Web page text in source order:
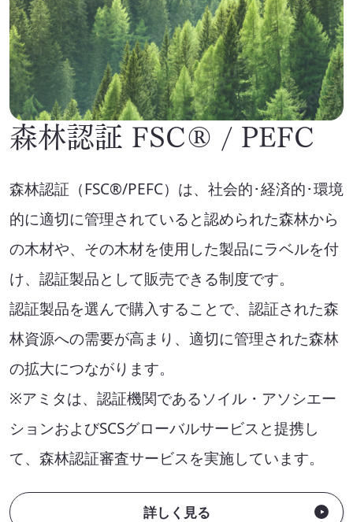
海外事業
Mission
お知らせ
セミナー・イベント
会社概要
業務連携
森林認証 FSC® / PEFC
森林認証（FSC®/PEFC）は、社会的･経済的･環境
的に適切に管理されていると認められた森林から
の木材や、その木材を使用した製品にラベルを付
け、認証製品として販売できる制度です。
認証製品を選んで購入することで、認証された森
林資源への需要が高まり、適切に管理された森林
の拡大につながります。
※アミタは、認証機関であるソイル・アソシエー
ションおよびSCSグローバルサービスと提携し
て、森林認証審査サービスを実施しています。
詳しく見る